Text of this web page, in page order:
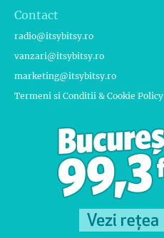
Contact
radio@itsybitsy.ro
vanzari@itsybitsy.ro
marketing@itsybitsy.ro
Termeni si Conditii & Cookie Policy